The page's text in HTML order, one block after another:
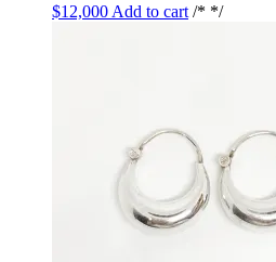
$12,000 Add to cart /* */